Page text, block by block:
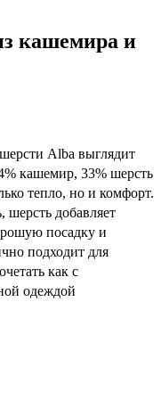
кашемира и
Alba выглядит
кашемир, 33% шерсть
тепло, но и комфорт.
шерсть добавляет
посадку и
подходит для
как с
одеждой